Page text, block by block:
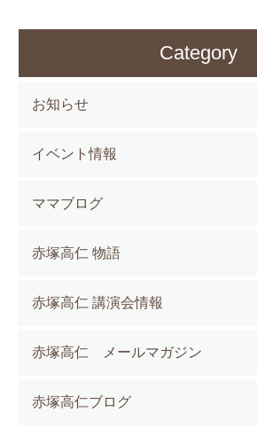
Category
お知らせ
イベント情報
ママブログ
赤塚高仁 物語
赤塚高仁 講演会情報
赤塚高仁 メールマガジン
赤塚高仁ブログ